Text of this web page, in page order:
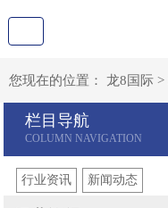
您现在的位置： 龙8国际 >
栏目导航
行业资讯 新闻动态